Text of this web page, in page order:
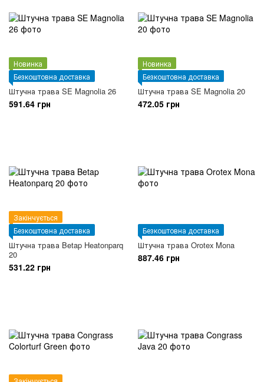
Новинка
Безкоштовна доставка
Штучна трава SE Magnolia 26
591.64 грн
Новинка
Безкоштовна доставка
Штучна трава SE Magnolia 20
472.05 грн
Закінчується
Безкоштовна доставка
Штучна трава Betap Heatonparq
20
531.22 грн
Безкоштовна доставка
Штучна трава Orotex Mona
887.46 грн